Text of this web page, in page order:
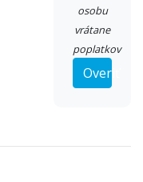
osobu
vrátane
poplatkov
Overiť